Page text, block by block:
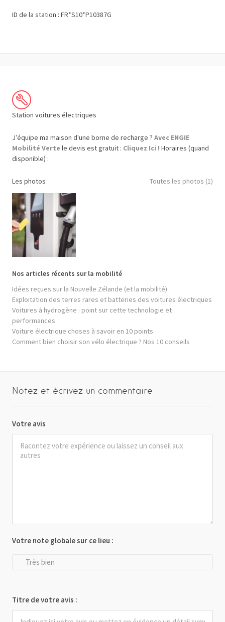
ID de la station : FR*S10*P10387G
Station voitures électriques
J’équipe ma maison d'une borne de recharge ? Avec ENGIE
Mobilité Verte le devis est gratuit : Cliquez Ici ! Horaires (quand
disponible) :
Les photos Toutes les photos (1)
Nos articles récents sur la mobilité
Idées reçues sur la Nouvelle Zélande (et la mobilité)
Exploitation des terres rares et batteries des voitures électriques
Voitures à hydrogène : point sur cette technologie et
performances
Voiture électrique choses à savoir en 10 points
Comment bien choisir son vélo électrique ? Nos 10 conseils
Notez et écrivez un commentaire
Votre avis
Votre note globale sur ce lieu :
Très bien
Titre de votre avis :